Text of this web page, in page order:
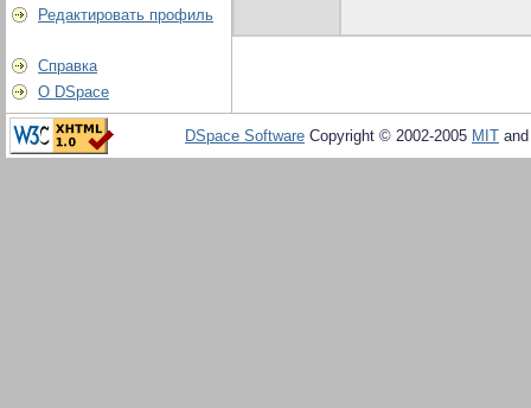
Редактировать профиль
Справка
О DSpace
DSpace Software Copyright © 2002-2005 MIT